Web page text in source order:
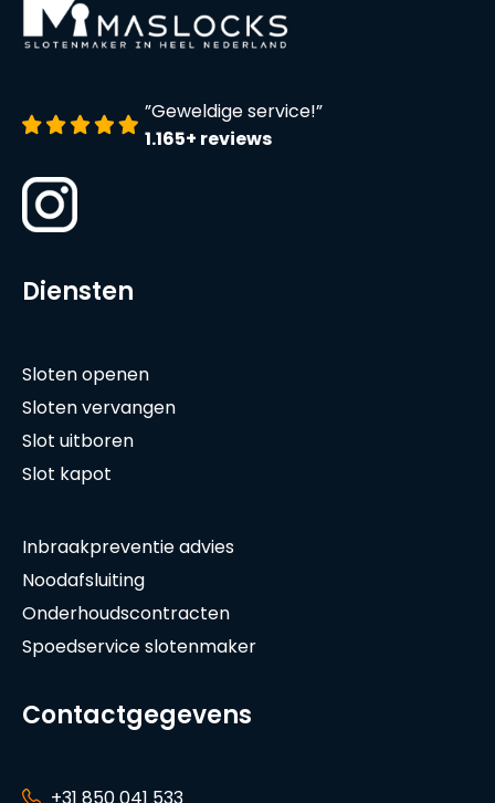
”Geweldige service!”
1.165+ reviews
Diensten
Sloten openen
Sloten vervangen
Slot uitboren
Slot kapot
Inbraakpreventie advies
Noodafsluiting
Onderhoudscontracten
Spoedservice slotenmaker
Contactgegevens